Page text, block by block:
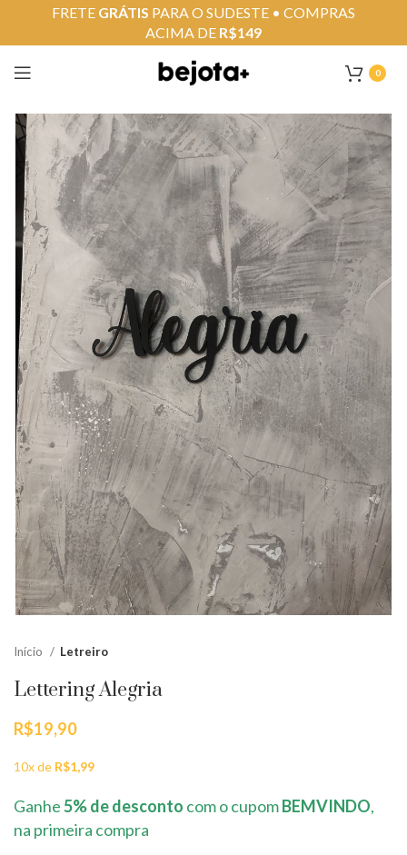
0
Início Letreiro
Lettering Alegria
R$19,90
10x de R$1,99
Ganhe5% de desconto com o cupomBEMVINDO,
na primeira compra
FRETE GRÁTIS PARA O SUDESTE • COMPRAS
ACIMA DE R$149